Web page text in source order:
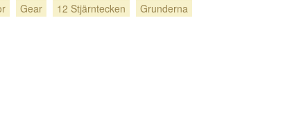
Gear 12 Stjärntecken
Grunderna